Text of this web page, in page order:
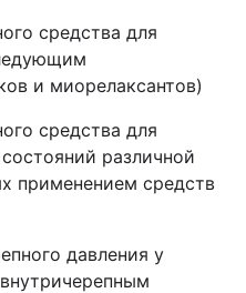
средства для
и миорелаксантов)
средства для
различной
применением средств
давления у